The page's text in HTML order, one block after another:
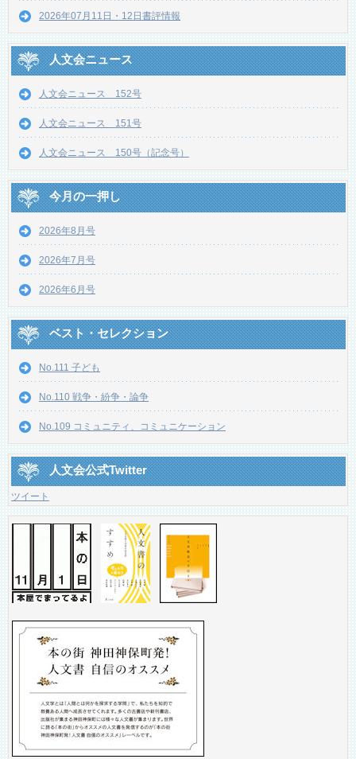
2026年07月11日・12日書評情報
人文会ニュース
人文会ニュース 152号
人文会ニュース 151号
人文会ニュース 150号（記念号）
今月の一押し
2026年8月号
2026年7月号
2026年6月号
ベスト・セレクション
No.111 子ども
No.110 戦争・紛争・論争
No.109 コミュニティ、コミュニケーション
人文会公式Twitter
ツイート